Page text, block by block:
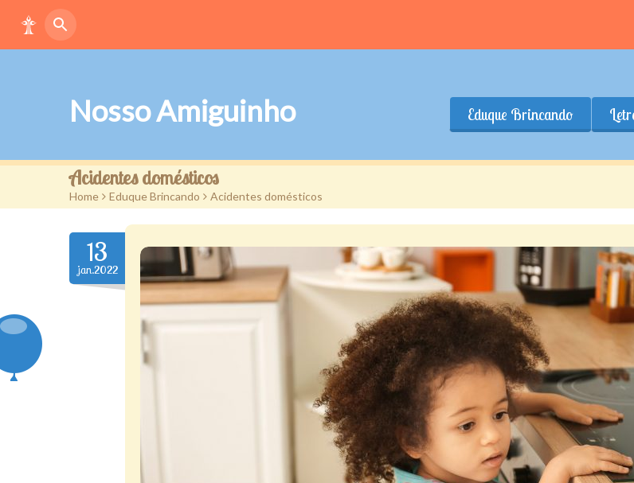
Nosso Amiguinho Eduque Brincando
Acidentes domésticos
Home > Eduque Brincando > Acidentes domésticos
13
jan.2022